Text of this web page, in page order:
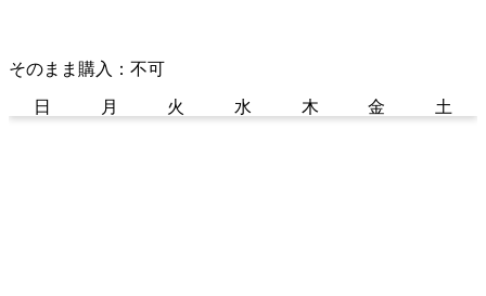
そのまま購入：不可
日 月 火 水 木 金 土